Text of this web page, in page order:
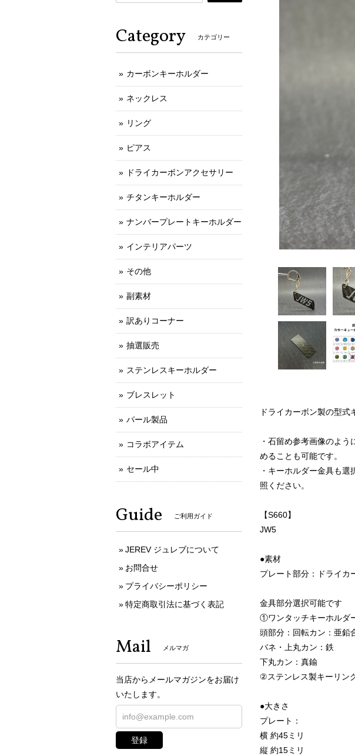
ドライカーボン製の型式
・石留め参考画像のよ
めることも可能です。
・キーホルダー金具も
照ください。
【S660】
JW5
●素材
プレート部分：ドライカ
金具部分選択可能です
①ワンタッチキーホルダ
頭部分：回転カン：亜鉛
バネ・上丸カン：鉄
下丸カン：真鍮
②ステンレス製キーリン
●大きさ
プレート：
横 約45ミリ
縦 約15ミリ
Category カテゴリー
カーボンキーホルダー
ネックレス
リング
ピアス
ドライカーボンアクセサリー
チタンキーホルダー
ナンバープレートキーホルダー
インテリアパーツ
その他
副素材
訳ありコーナー
抽選販売
ステンレスキーホルダー
ブレスレット
パール製品
コラボアイテム
セール中
Guide ご利用ガイド
JEREV ジュレブについて
お問合せ
プライバシーポリシー
特定商取引法に基づく表記
Mail メルマガ
当店からメールマガジンをお届け
いたします。
登録